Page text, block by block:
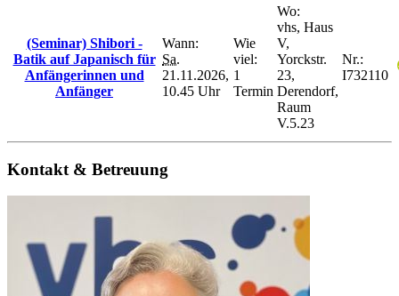
(Seminar) Shibori -
Batik auf Japanisch für
Anfängerinnen und
Anfänger
Wann:
Sa.
21.11.2026,
10.45 Uhr
Wie
viel:
1
Termin
Wo:
vhs, Haus
V,
Yorckstr.
23,
Derendorf,
Raum
V.5.23
Nr.:
I732110
Kontakt & Betreuung